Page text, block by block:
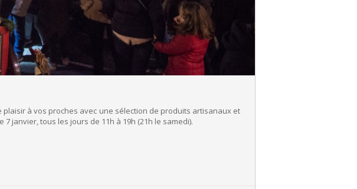
à vos proches avec une sélection de produits artisanaux et
janvier, tous les jours de 11h à 19h (21h le samedi).